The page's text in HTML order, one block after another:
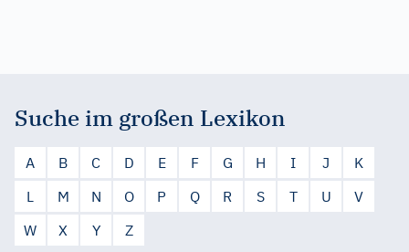
Suche im großen Lexikon
A B C D E F G H I J
K
L
M N O P Q R S T U
V
W
X Y Z